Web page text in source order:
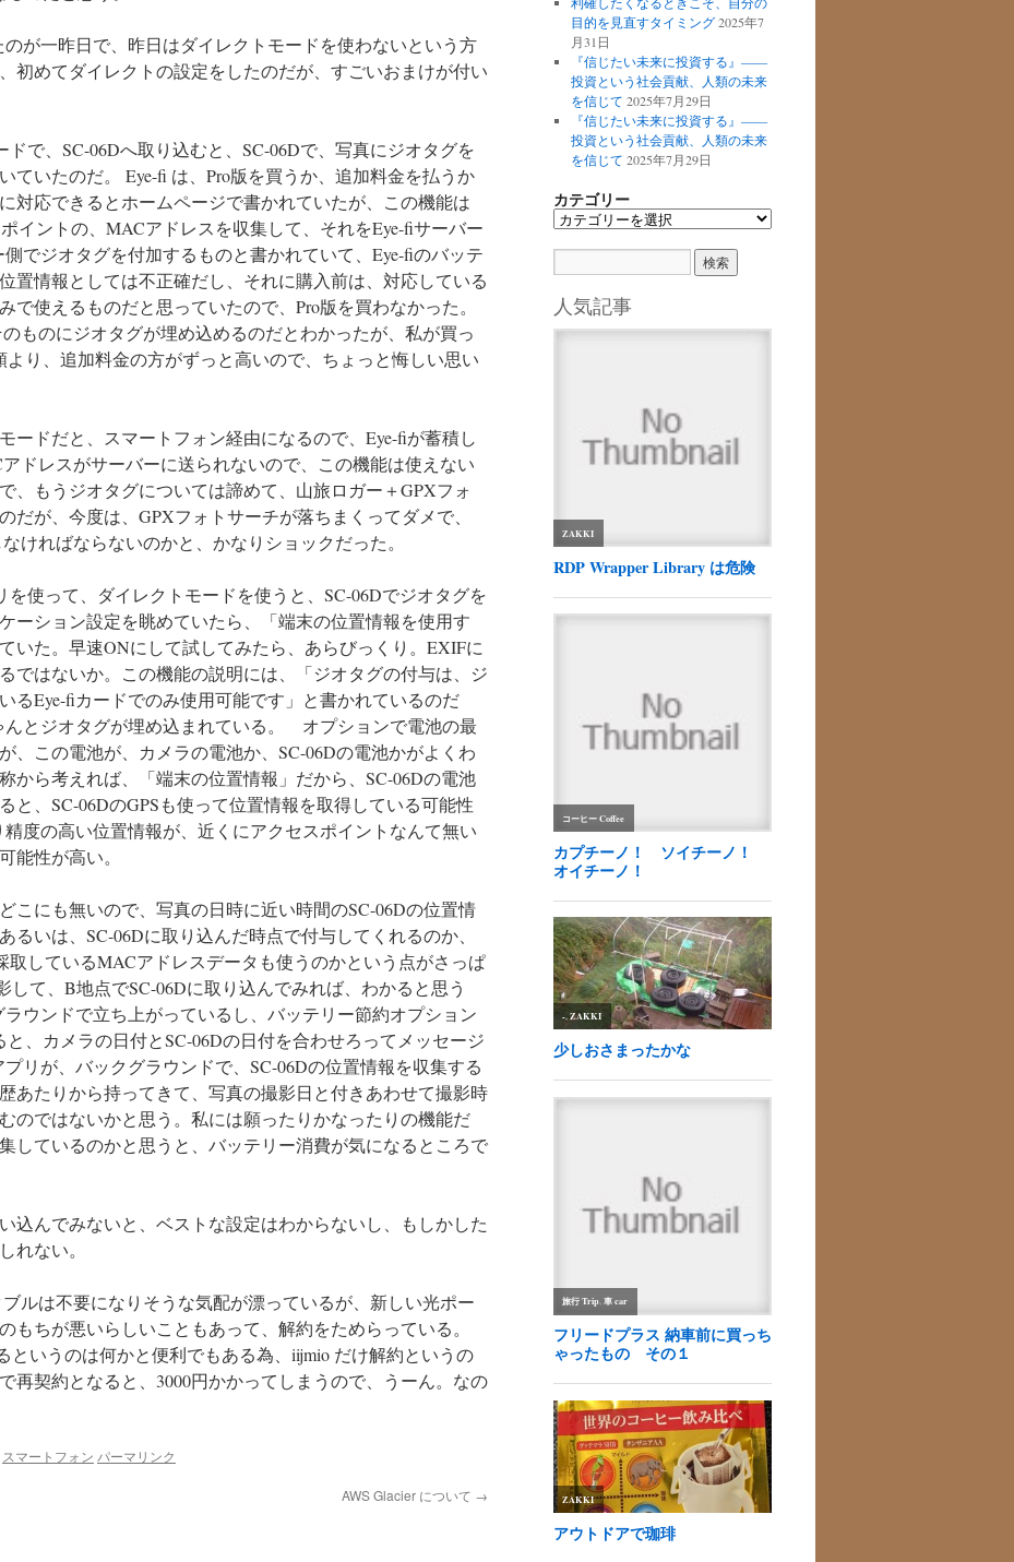
が一昨日で、昨日はダイレクトモードを使わないという方
初めてダイレクトの設定をしたのだが、すごいおまけが付い
ドで、SC-06Dへ取り込むと、SC-06Dで、写真にジオタグを
ていたのだ。 Eye-fi は、Pro版を買うか、追加料金を払うか
対応できるとホームページで書かれていたが、この機能は
イントの、MACアドレスを収集して、それをEye-fiサーバー
でジオタグを付加するものと書かれていて、Eye-fiのバッテ
置情報としては不正確だし、それに購入前は、対応している
で使えるものだと思っていたので、Pro版を買わなかった。
ものにジオタグが埋め込めるのだとわかったが、私が買っ
より、追加料金の方がずっと高いので、ちょっと悔しい思い
ードだと、スマートフォン経由になるので、Eye-fiが蓄積し
ドレスがサーバーに送られないので、この機能は使えない
、もうジオタグについては諦めて、山旅ロガー＋GPXフォ
だが、今度は、GPXフォトサーチが落ちまくってダメで、
ければならないのかと、かなりショックだった。
を使って、ダイレクトモードを使うと、SC-06Dでジオタグを
ション設定を眺めていたら、「端末の位置情報を使用す
いた。早速ONにして試してみたら、あらびっくり。EXIFに
ではないか。この機能の説明には、「ジオタグの付与は、ジ
るEye-fiカードでのみ使用可能です」と書かれているのだ
んとジオタグが埋め込まれている。 オプションで電池の最
、この電池が、カメラの電池か、SC-06Dの電池かがよくわ
から考えれば、「端末の位置情報」だから、SC-06Dの電池
と、SC-06DのGPSも使って位置情報を取得している可能性
精度の高い位置情報が、近くにアクセスポイントなんて無い
能性が高い。
こにも無いので、写真の日時に近い時間のSC-06Dの位置情
るいは、SC-06Dに取り込んだ時点で付与してくれるのか、
取しているMACアドレスデータも使うのかという点がさっぱ
して、B地点でSC-06Dに取り込んでみれば、わかると思う
ウンドで立ち上がっているし、バッテリー節約オプション
、カメラの日付とSC-06Dの日付を合わせろってメッセージ
リが、バックグラウンドで、SC-06Dの位置情報を収集する
あたりから持ってきて、写真の撮影日と付きあわせて撮影時
のではないかと思う。私には願ったりかなったりの機能だ
しているのかと思うと、バッテリー消費が気になるところで
込んでみないと、ベストな設定はわからないし、もしかした
れない。
ルは不要になりそうな気配が漂っているが、新しい光ポー
もちが悪いらしいこともあって、解約をためらっている。
というのは何かと便利でもある為、iijmio だけ解約というの
再契約となると、3000円かかってしまうので、うーん。なの
スマートフォン パーマリンク
AWS Glacier について →
目的を見直すタイミング 2025年7
月31日
『信じたい未来に投資する』――
投資という社会貢献、人類の未来
を信じて 2025年7月29日
『信じたい未来に投資する』――
投資という社会貢献、人類の未来
を信じて 2025年7月29日
カテゴリー
カ
リ
ー
人気記事